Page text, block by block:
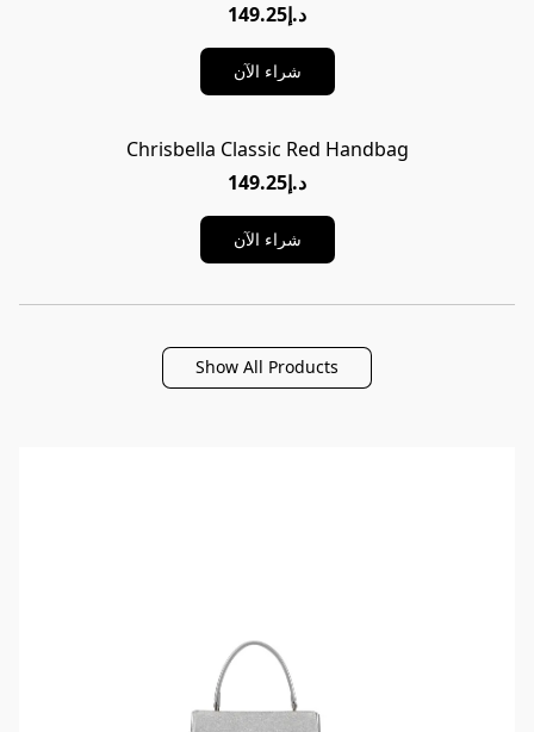
د.إ149.25
شراء الآن
Chrisbella Classic Red Handbag
د.إ149.25
شراء الآن
Show All Products